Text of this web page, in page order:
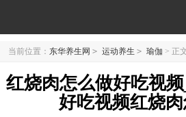
当前位置： 东华养生网 > 运动养生 > 瑜伽 > 正
红烧肉怎么做好吃视
好吃视频红烧